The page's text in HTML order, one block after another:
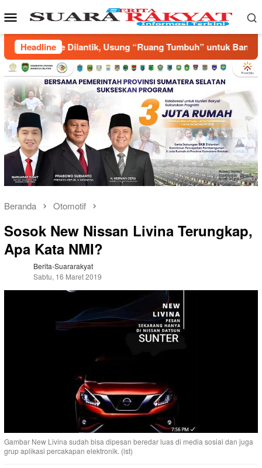
ke
Menu
Mobile
Headline
Tumbuh” untuk Bangun Pemuda yang Produktif
Beranda Otomotif
Sosok New Nissan Livina Terungkap,
Apa Kata NMI?
Berita-Suararakyat
Sabtu, 16 Maret 2019
Gambar New Livina sudah bisa dipesan beredar luas di media sosial dan juga
grup aplikasi percakapan elektronik. (ist)